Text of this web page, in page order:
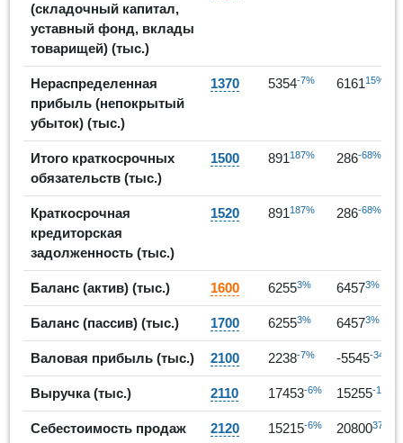
(складочный капитал,
уставный фонд, вклады
товарищей) (тыс.)
Нераспределенная
прибыль (непокрытый
убыток) (тыс.)
1370 5354-7% 616115%
Итого краткосрочных
обязательств (тыс.)
1500 891187% 286-68%
Краткосрочная
кредиторская
задолженность (тыс.)
1520 891187% 286-68%
Баланс (актив) (тыс.) 1600 62553% 64573%
Баланс (пассив) (тыс.) 1700 62553% 64573%
Валовая прибыль (тыс.) 2100 2238-7% -5545-348%
Выручка (тыс.) 2110 17453-6% 15255-13%
Себестоимость продаж
2120 15215-6% 2080037%